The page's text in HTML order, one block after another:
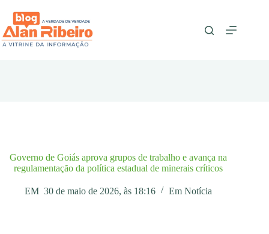
para
conteúdo
Governo de Goiás aprova grupos de trabalho e avança na
regulamentação da política estadual de minerais críticos
EM 30 de maio de 2026, às 18:16 Em Notícia